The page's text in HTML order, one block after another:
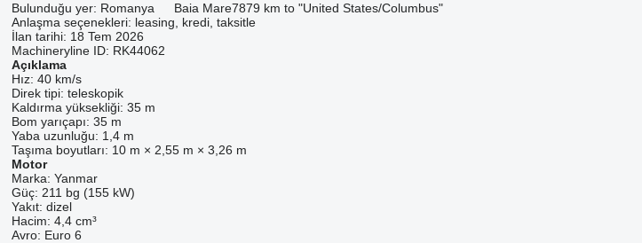
Bulunduğu yer: Romanya Baia Mare7879 km to "United States/Columbus"
Anlaşma seçenekleri: leasing, kredi, taksitle
İlan tarihi: 18 Tem 2026
Machineryline ID: RK44062
Açıklama
Hız: 40 km/s
Direk tipi: teleskopik
Kaldırma yüksekliği: 35 m
Bom yarıçapı: 35 m
Yaba uzunluğu: 1,4 m
Taşıma boyutları: 10 m × 2,55 m × 3,26 m
Motor
Marka: Yanmar
Güç: 211 bg (155 kW)
Yakıt: dizel
Hacim: 4,4 cm³
Avro: Euro 6